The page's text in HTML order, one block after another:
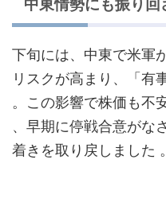
中東情勢にも振り回
下旬には、中東で米軍
リスクが高まり、「有
。この影響で株価も不
、早期に停戦合意がな
着きを取り戻しました 。